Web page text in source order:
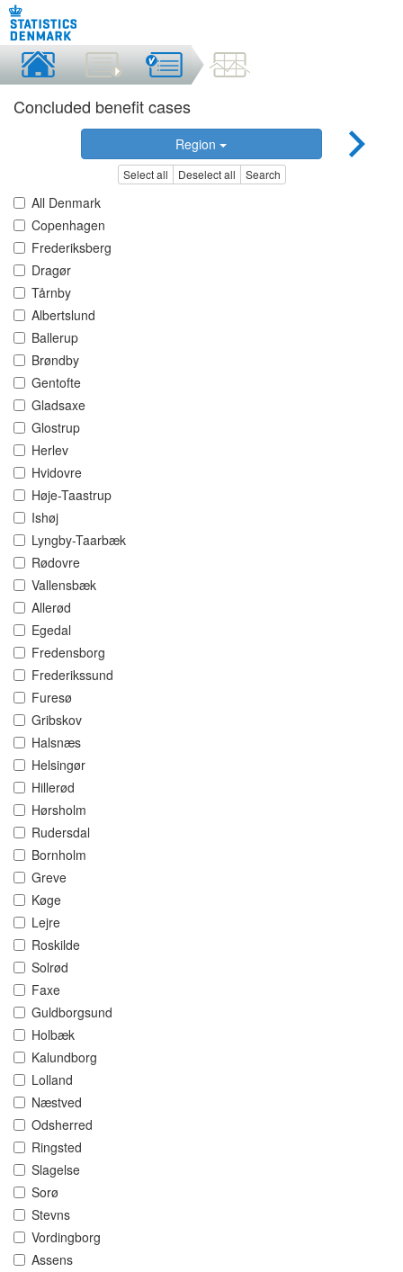
Concluded benefit cases
Region
Select all Deselect all Search
All Denmark
Copenhagen
Frederiksberg
Dragør
Tårnby
Albertslund
Ballerup
Brøndby
Gentofte
Gladsaxe
Glostrup
Herlev
Hvidovre
Høje-Taastrup
Ishøj
Lyngby-Taarbæk
Rødovre
Vallensbæk
Allerød
Egedal
Fredensborg
Frederikssund
Furesø
Gribskov
Halsnæs
Helsingør
Hillerød
Hørsholm
Rudersdal
Bornholm
Greve
Køge
Lejre
Roskilde
Solrød
Faxe
Guldborgsund
Holbæk
Kalundborg
Lolland
Næstved
Odsherred
Ringsted
Slagelse
Sorø
Stevns
Vordingborg
Assens